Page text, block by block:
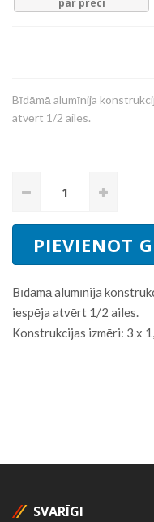
par preci
Bīdāmā alumīnija
atvērt 1/2 ailes.
Bīdāmā alumīnija
iespēja atvērt 1/2 ailes.
Konstrukcijas izmēri: 3 х
SVARĪGI